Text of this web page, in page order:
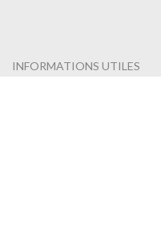
INFORMATIONS UTILES